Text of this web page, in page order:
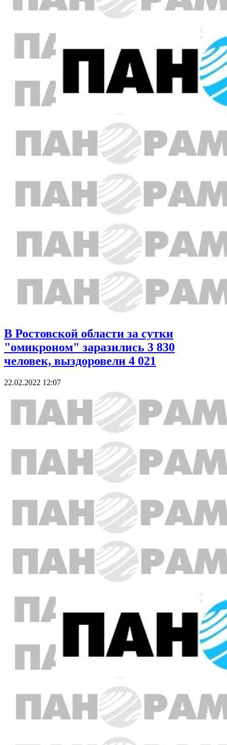
В Ростовской области за сутки
"омикроном" заразились 3 830
человек, выздоровели 4 021
22.02.2022 12:07